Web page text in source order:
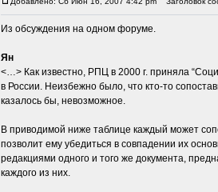
Из обсуждения на одном форуме.
Ян
<…> Как известно, РПЦ в 2000 г. приняла
в России. Неизбежно было, что кто-то
казалось бы, невозможное.
В приводимой ниже таблице каждый может
позволит ему убедиться в совпадении их
редакциями одного и того же документа,
каждого из них.